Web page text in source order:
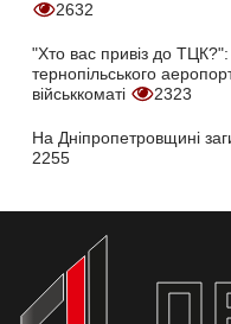
2632
"Хто вас привіз до ТЦК?":
тернопільського
військкоматі
2323
На Дніпропетровщині
2255